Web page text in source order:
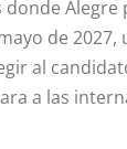
donde
de
al
a las